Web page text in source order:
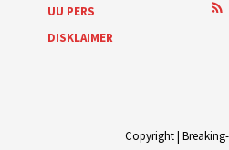
UU PERS
DISKLAIMER
Copyright |